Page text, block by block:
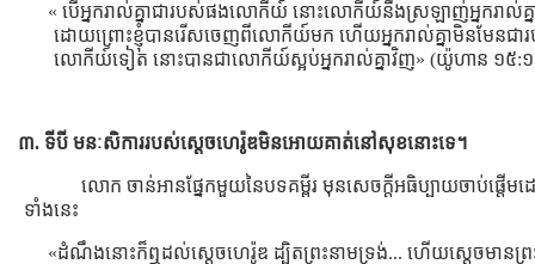
« បើអ្នករាល់គ្នាជារបស់ផងលោកីយ៍ នោះលោកីយ៍នឹងស្រឡាញ់អ្នករាល់គ្ន
ដោយព្រោះខ្ញុំបានរើសចេញពីលោកីយ៍មក ហើយអ្នករាល់គ្នាមិនមែនជា
លោកីយ៍ទៀត នោះបានជាលោកីយ៍ស្អប់អ្នករាល់គ្នាវិញ» (យ៉ូហាន ១៥:
៣. ទីបី មនៈសិការរបស់ស្ដេចហេរ៉ូឌមិនអោយគាត់នៅសុខនោះទេ។
លោក ចាន់អានផ្នែកមួយនៃបទគម្ពីរ មុនសេចក្ដីអធិប្បាយចាប់ផ្ដើម
ទាំងនេះ
«ដំណឹងនោះក៏ឮដល់ស្តេចហេរ៉ូឌ ដ្បិតព្រះនាមទ្រង់... ហើយស្តេចមានព្រ